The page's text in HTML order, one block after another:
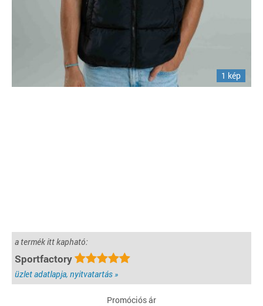
1 kép
a termék itt kapható:
Sportfactory
üzlet adatlapja, nyitvatartás »
Promóciós ár